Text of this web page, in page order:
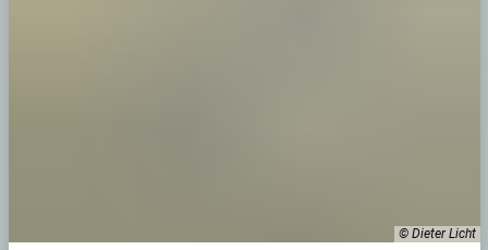
© Dieter Licht